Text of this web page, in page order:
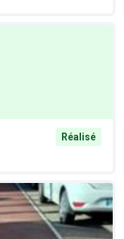
Réalisé